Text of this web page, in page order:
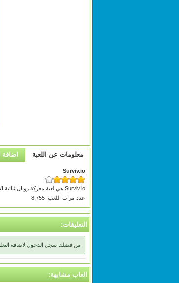
معلومات عن اللعبة
Surviv.io
Surviv.io هي لعبة معركة رويال ثنائية الأبعاد. في هذه اللعبة ، ستسقط على الأرض ، وعليك أن تختار مسدسًا من الجولة. لقتل الأعداء وتكون آخر من يصمد.
عدد مرات اللعب: 8,755
التعليقات:
من فضلك سجل الدخول لاضافة
العاب مشابهة: